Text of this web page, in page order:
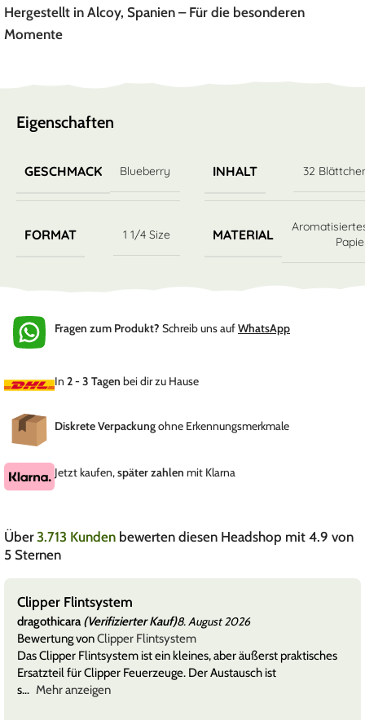
Hergestellt in Alcoy, Spanien – Für die besonderen
Momente
Eigenschaften
GESCHMACK Blueberry INHALT 32
FORMAT 1 1/4 Size MATERIAL
Fragen zum Produkt? Schreib uns aufWhatsApp
In 2 - 3 Tagen bei dir zu Hause
Diskrete Verpackungohne Erkennungsmerkmale
Jetzt kaufen,später zahlen mit Klarna
Über3.713 Kunden bewerten diesen Headshop mit 4.9 von
5 Sternen
Clipper Flintsystem
dragothicara(Verifizierter Kauf)8. August 2026
Bewertung vonClipper Flintsystem
Das Clipper Flintsystem ist ein kleines, aber äußerst praktisches
Ersatzteil für Clipper Feuerzeuge. Der Austausch ist
s
Mehr anzeigen